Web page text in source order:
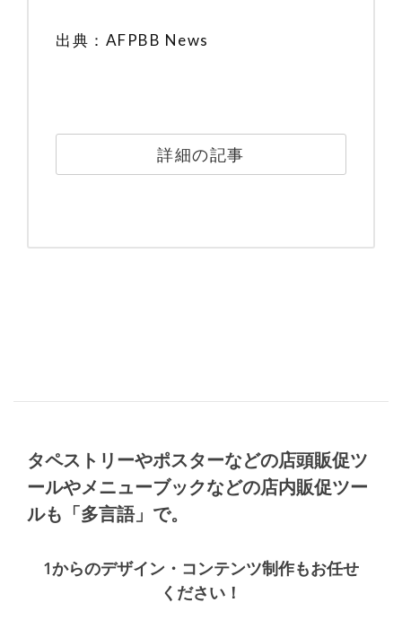
出典：AFPBB News
詳細の記事
タペストリーやポスターなどの店頭販促ツ
ールやメニューブックなどの店内販促ツー
ルも「多言語」で。
1からのデザイン・コンテンツ制作もお任せ
ください！